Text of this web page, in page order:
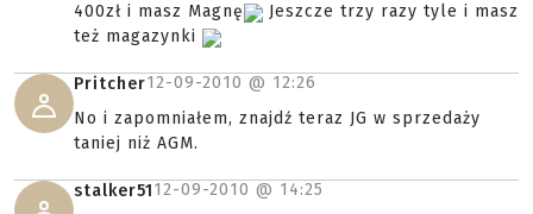
400zł i masz Magnę
Jeszcze trzy razy tyle i masz
też magazynki
Pritcher12-09-2010 @ 12:26
No i zapomniałem, znajdź teraz JG w sprzedaży
taniej niż AGM.
stalker5112-09-2010 @ 14:25